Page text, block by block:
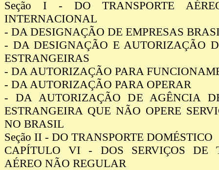
Seção I - DO TRANSPORTE
INTERNACIONAL
- DA DESIGNAÇÃO DE EMPRESAS
- DA DESIGNAÇÃO E AUTORIZAÇÃO
ESTRANGEIRAS
- DA AUTORIZAÇÃO PARA
- DA AUTORIZAÇÃO PARA OPERAR
- DA AUTORIZAÇÃO DE AGÊNCIA
ESTRANGEIRA QUE NÃO OPERE
NO BRASIL
Seção II - DO TRANSPORTE DOMÉSTICO
CAPÍTULO VI - DOS SERVIÇOS DE
AÉREO NÃO REGULAR